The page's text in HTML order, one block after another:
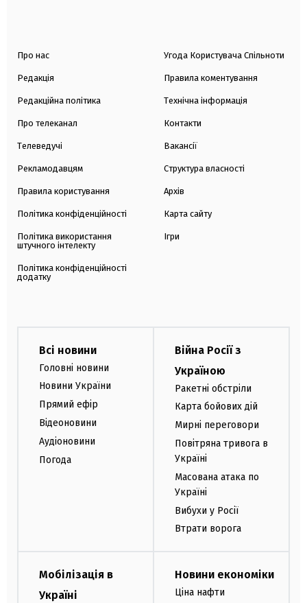
Про нас
Редакція
Редакційна політика
Про телеканал
Телеведучі
Рекламодавцям
Правила користування
Політика конфіденційності
Політика використання
штучного інтелекту
Політика конфіденційності
додатку
Угода Користувача Спільноти
Правила коментування
Технічна інформація
Контакти
Вакансії
Структура власності
Архів
Карта сайту
Ігри
Всі новини
Головні новини
Новини України
Прямий ефір
Відеоновини
Аудіоновини
Погода
Війна Росії з
Україною
Ракетні обстріли
Карта бойових дій
Мирні переговори
Повітряна тривога в
Україні
Масована атака по
Україні
Вибухи у Росії
Втрати ворога
Мобілізація в
Україні
Новини економіки
Ціна нафти